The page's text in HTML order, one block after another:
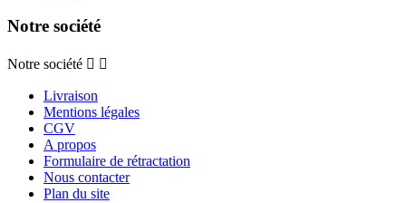
Notre société
Notre société  
Livraison
Mentions légales
CGV
A propos
Formulaire de rétractation
Nous contacter
Plan du site